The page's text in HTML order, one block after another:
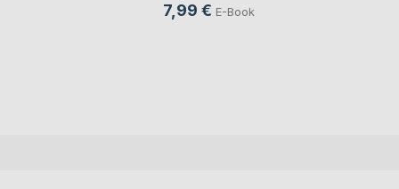
7,99 € E-Book